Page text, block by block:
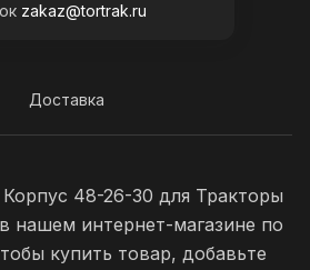
zakaz@tortrak.ru
Доставка
48-26-30 для Тракторы
нашем интернет-магазине по
купить товар, добавьте